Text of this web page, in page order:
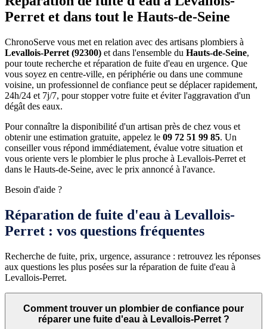
Perret et dans tout le Hauts-de-Seine
ChronoServe vous met en relation avec des artisans plombiers à
Levallois-Perret (92300) et dans l'ensemble du Hauts-de-Seine,
pour toute recherche et réparation de fuite d'eau en urgence. Que
vous soyez en centre-ville, en périphérie ou dans une commune
voisine, un professionnel de confiance peut se déplacer rapidement,
24h/24 et 7j/7, pour stopper votre fuite et éviter l'aggravation d'un
dégât des eaux.
Pour connaître la disponibilité d'un artisan près de chez vous et
obtenir une estimation gratuite, appelez le 09 72 51 99 85. Un
conseiller vous répond immédiatement, évalue votre situation et
vous oriente vers le plombier le plus proche à Levallois-Perret et
dans le Hauts-de-Seine, avec le prix annoncé à l'avance.
Besoin d'aide ?
Réparation de fuite d'eau à Levallois-
Perret : vos questions fréquentes
Recherche de fuite, prix, urgence, assurance : retrouvez les réponses
aux questions les plus posées sur la réparation de fuite d'eau à
Levallois-Perret.
Comment trouver un plombier de confiance pour
réparer une fuite d'eau à Levallois-Perret ?